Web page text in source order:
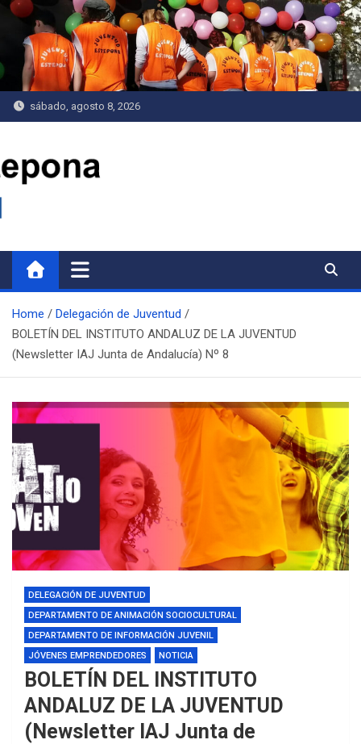
Saltar
contenido
sábado, agosto 8, 2026
Home
Delegación de Juventud
BOLETÍN DEL INSTITUTO ANDALUZ DE LA JUVENTUD
(Newsletter IAJ Junta de Andalucía) Nº 8
DELEGACIÓN DE JUVENTUD
DEPARTAMENTO DE ANIMACIÓN SOCIOCULTURAL
DEPARTAMENTO DE INFORMACIÓN JUVENIL
JÓVENES EMPRENDEDORES
NOTICIA
BOLETÍN DEL INSTITUTO
ANDALUZ DE LA JUVENTUD
(Newsletter IAJ Junta de